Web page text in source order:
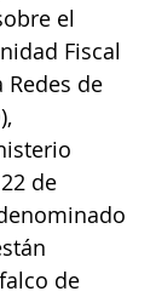
el
Fiscal
Redes de
de
de